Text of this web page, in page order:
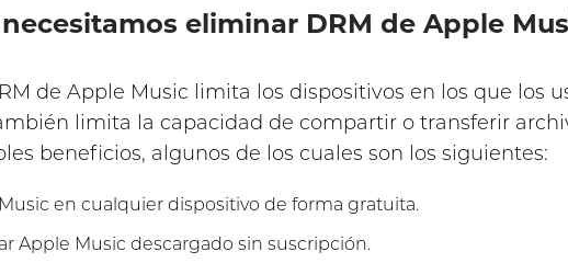
eliminar DRM de Apple
de Apple Music limita los dispositivos en los que los
limita la capacidad de compartir o transferir
beneficios, algunos de los cuales son los siguientes:
en cualquier dispositivo de forma gratuita.
Apple Music descargado sin suscripción.